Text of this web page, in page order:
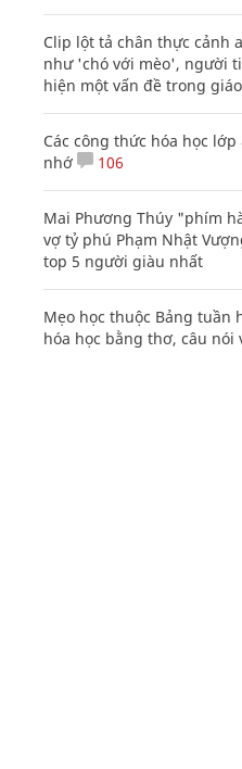
Clip lột tả chân thực cảnh
như 'chó với mèo', người
hiện một vấn đề trong
Các công thức hóa học lớp
nhớ
106
Mai Phương Thúy "phím
vợ tỷ phú Phạm Nhật
top 5 người giàu nhất
Mẹo học thuộc Bảng tuần
hóa học bằng thơ, câu nói